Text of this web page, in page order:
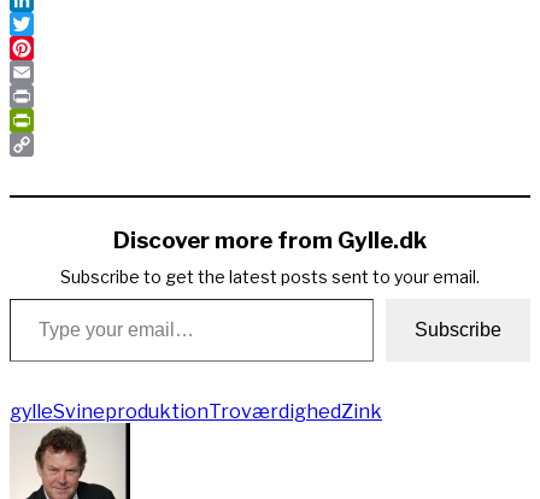
LinkedIn
Twitter
Pinterest
Email
Print
PrintFriendly
Link
Discover more from Gylle.dk
Subscribe to get the latest posts sent to your email.
Type your email…
Subscribe
gylleSvineproduktionTroværdighedZink